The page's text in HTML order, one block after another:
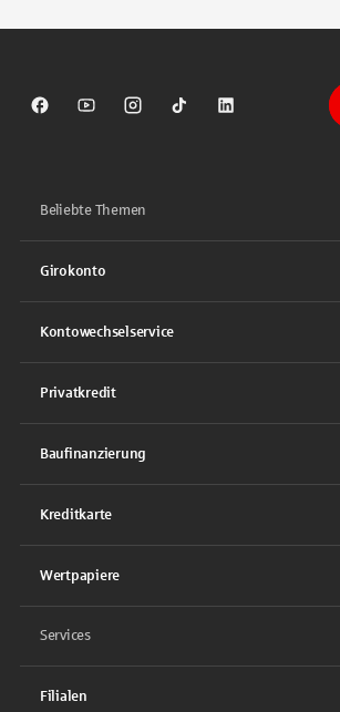
Sparkasse auf Facebook
Sparkasse auf Youtube
Sparkasse auf Instagram
Sparkasse auf TikTok
Sparkasse auf
Beliebte Themen
Girokonto
Kontowechselservice
Privatkredit
Baufinanzierung
Kreditkarte
Wertpapiere
Services
Filialen